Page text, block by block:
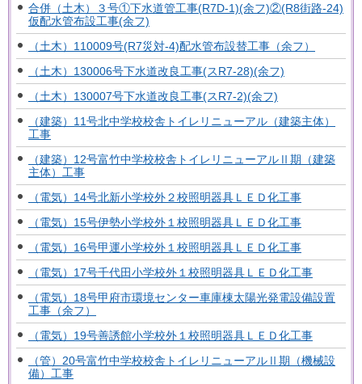
合併（土木）３号①下水道管工事(R7D-1)(余フ)②(R8街路-24)
仮配水管布設工事(余フ)
（土木）110009号(R7災対-4)配水管布設替工事（余フ）
（土木）130006号下水道改良工事(スR7-28)(余フ)
（土木）130007号下水道改良工事(スR7-2)(余フ)
（建築）11号北中学校校舎トイレリニューアル（建築主体）
工事
（建築）12号富竹中学校校舎トイレリニューアルⅡ期（建築
主体）工事
（電気）14号北新小学校外２校照明器具ＬＥＤ化工事
（電気）15号伊勢小学校外１校照明器具ＬＥＤ化工事
（電気）16号甲運小学校外１校照明器具ＬＥＤ化工事
（電気）17号千代田小学校外１校照明器具ＬＥＤ化工事
（電気）18号甲府市環境センター車庫棟太陽光発電設備設置
工事（余フ）
（電気）19号善誘館小学校外１校照明器具ＬＥＤ化工事
（管）20号富竹中学校校舎トイレリニューアルⅡ期（機械設
備）工事